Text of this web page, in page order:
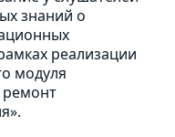
знаний о
реализации
модуля
ремонт